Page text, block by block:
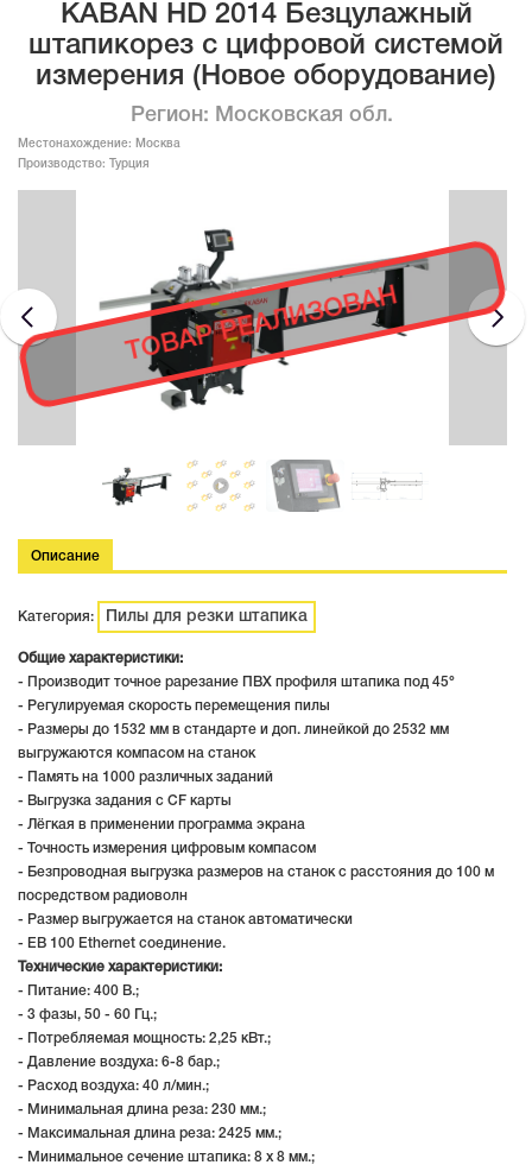
KABAN HD 2014 Безцулажный
штапикорез с цифровой системой
измерения (Новое оборудование)
Регион: Московская обл.
Местонахождение:
Москва
Производство:
Турция
ТОВАР РЕАЛИЗОВАН
Описание
Категория: Пилы для резки штапика
Общие характеристики:
- Производит точное рарезание ПВХ профиля штапика под 45°
- Регулируемая скорость перемещения пилы
- Размеры до 1532 мм в стандарте и доп. линейкой до 2532 мм
выгружаются компасом на станок
- Память на 1000 различных заданий
- Выгрузка задания с CF карты
- Лёгкая в применении программа экрана
- Точность измерения цифровым компасом
- Безпроводная выгрузка размеров на станок с расстояния до 100 м
посредством радиоволн
- Размер выгружается на станок автоматически
- EB 100 Ethernet соединение.
Технические характеристики:
- Питание: 400 В.;
- 3 фазы, 50 - 60 Гц.;
- Потребляемая мощность: 2,25 кВт.;
- Давление воздуха: 6-8 бар.;
- Расход воздуха: 40 л/мин.;
- Минимальная длина реза: 230 мм.;
- Максимальная длина реза: 2425 мм.;
- Минимальное сечение штапика: 8 x 8 мм.;